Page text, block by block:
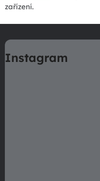
zařízení.
á
pInstagram